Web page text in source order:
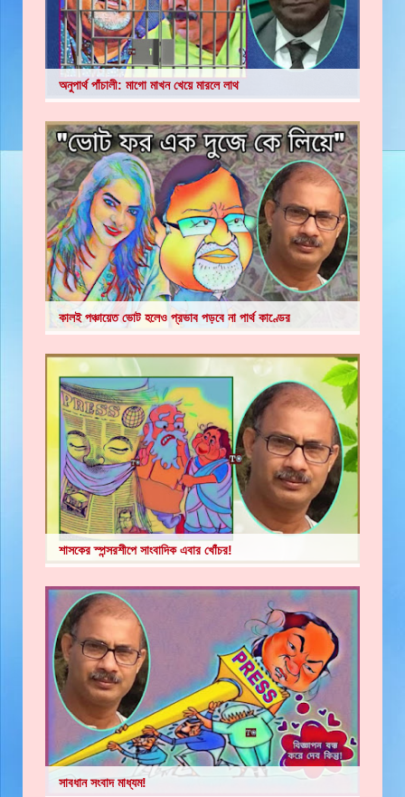
অনুপার্থ পাঁচালী: মাগো মাখন খেয়ে মারলে লাথ
কালই পঞ্চায়েত ভোট হলেও প্রভাব পড়বে না পার্থ কাণ্ডের
শাসকের স্পন্সরশীপে সাংবাদিক এবার খোঁচর!
সাবধান সংবাদ মাধ্যম!